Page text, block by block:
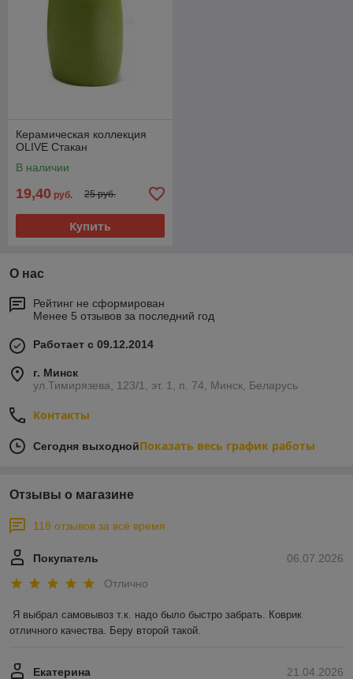
Керамическая коллекция
OLIVE Стакан
В наличии
19,40 руб. 25 руб.
Купить
О нас
Рейтинг не сформирован
Менее 5 отзывов за последний год
Работает с 09.12.2014
г. Минск
ул.Тимирязева, 123/1, эт. 1, п. 74, Минск, Беларусь
Контакты
Сегодня выходнойПоказать весь график работы
Отзывы о магазине
118 отзывов за всё время
06.07.2026
Покупатель
Отлично
Я выбрал самовывоз т.к. надо было быстро забрать. Коврик
отличного качества. Беру второй такой.
21.04.2026
Екатерина